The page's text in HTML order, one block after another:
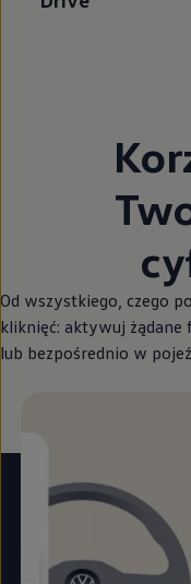
Od wszystkiego, czego
kliknięć: aktywuj żądane
lub bezpośrednio w